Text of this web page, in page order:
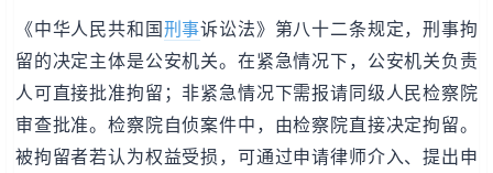
《中华人民共和国刑事诉讼法》第八十二条规定，刑事拘
留的决定主体是公安机关。在紧急情况下，公安机关负责
人可直接批准拘留；非紧急情况下需报请同级人民检察院
审查批准。检察院自侦案件中，由检察院直接决定拘留。
被拘留者若认为权益受损，可通过申请律师介入、提出申